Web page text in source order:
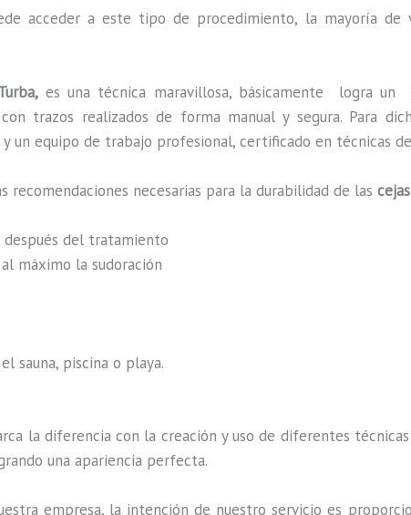
acceder a este tipo de procedimiento, la mayoría
es una técnica maravillosa, básicamente
logra un
trazos realizados de forma manual y segura. Para
un equipo de trabajo profesional, certificado en técnicas
recomendaciones necesarias para la durabilidad de las
después del tratamiento
máximo la sudoración
sauna, piscina o playa.
la diferencia con la creación y uso de diferentes
una apariencia perfecta.
empresa, la intención de nuestro servicio es